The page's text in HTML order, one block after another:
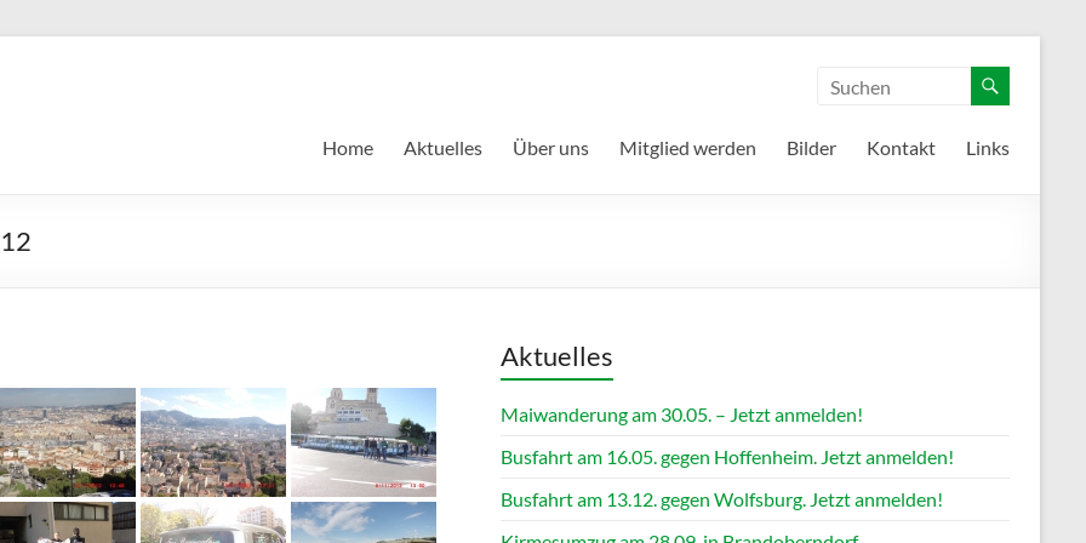
Home Aktuelles Über uns Mitglied werden Bilder Kontakt Links
Aktuelles
Maiwanderung am 30.05. – Jetzt anmelden!
Busfahrt am 16.05. gegen Hoffenheim. Jetzt anmelden!
Busfahrt am 13.12. gegen Wolfsburg. Jetzt anmelden!